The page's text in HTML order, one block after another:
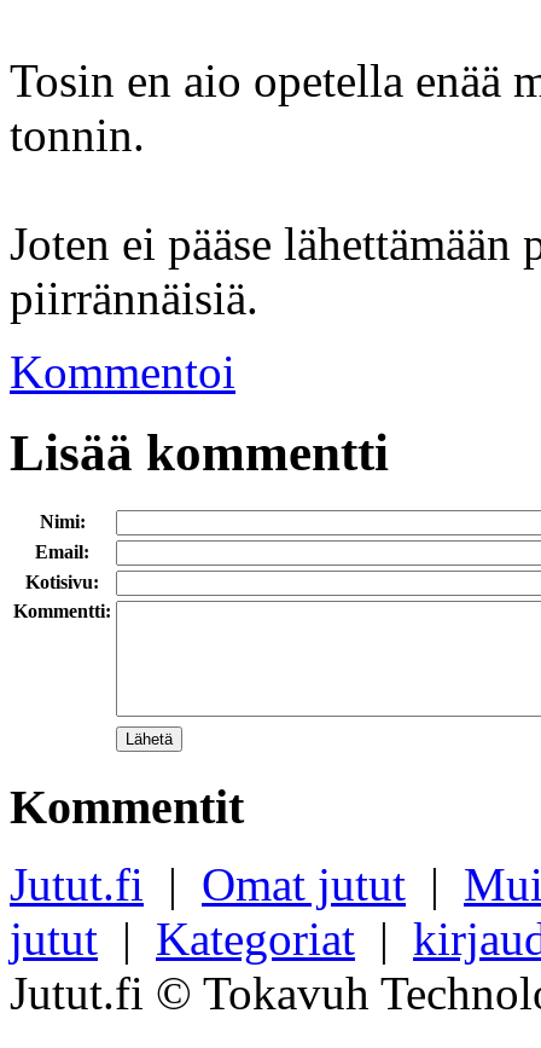
Tosin en aio opetella enää
tonnin.
Joten ei pääse
piirrännäisiä.
Kommentoi
Lisää kommentti
Nimi:
Email:
Kotisivu:
Kommentti:
Kommentit
Jutut.fi | Omat jutut |
jutut | Kategoriat |
Jutut.fi © Tokavuh